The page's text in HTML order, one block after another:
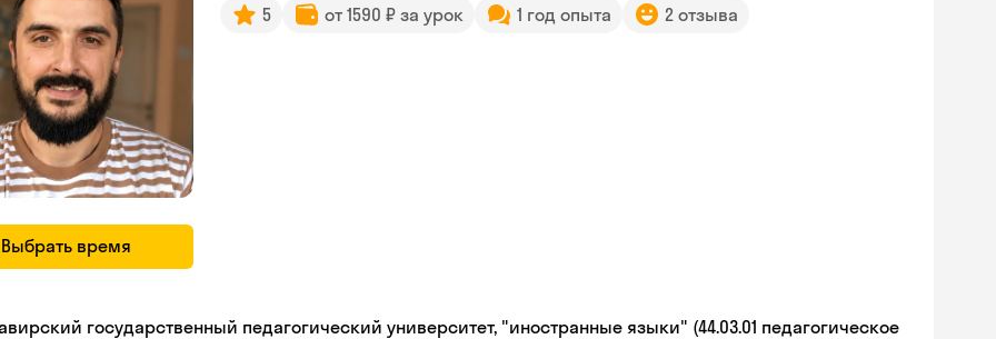
Выбрать время
5 от 1590 ₽ за урок 1 год опыта 2 отзыва
государственный педагогический университет, "иностранные языки" (44.03.01 педагогическое